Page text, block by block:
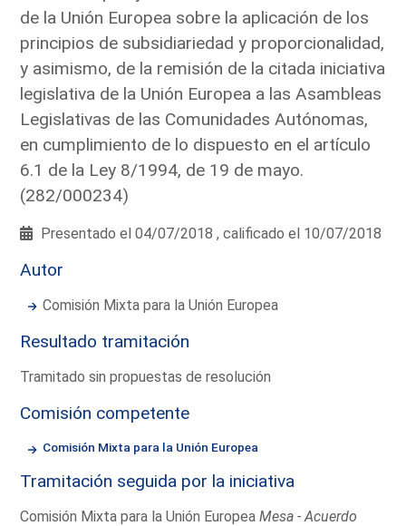
de la Unión Europea sobre la aplicación de los
principios de subsidiariedad y proporcionalidad,
y asimismo, de la remisión de la citada iniciativa
legislativa de la Unión Europea a las Asambleas
Legislativas de las Comunidades Autónomas,
en cumplimiento de lo dispuesto en el artículo
6.1 de la Ley 8/1994, de 19 de mayo.
(282/000234)
Presentado el 04/07/2018 , calificado el 10/07/2018
Autor
Comisión Mixta para la Unión Europea
Resultado tramitación
Tramitado sin propuestas de resolución
Comisión competente
Comisión Mixta para la Unión Europea
Tramitación seguida por la iniciativa
Comisión Mixta para la Unión EuropeaMesa - Acuerdo